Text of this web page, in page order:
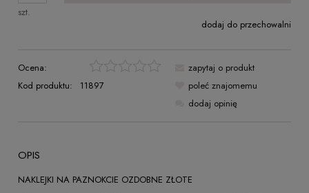
szt.
dodaj do przechowalni
Ocena:
Kod produktu:
11897
zapytaj o produkt
poleć znajomemu
dodaj opinię
OPIS
NAKLEJKI NA PAZNOKCIE OZDOBNE ZŁOTE